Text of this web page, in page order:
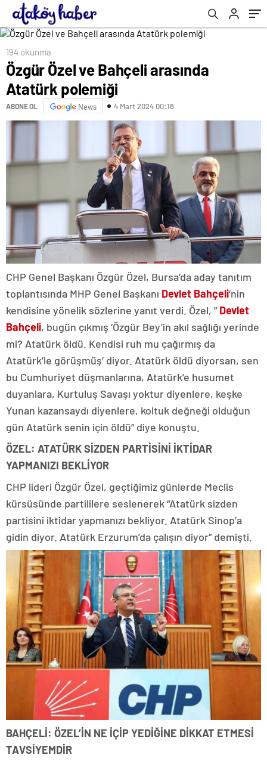
194 okunma
Özgür Özel ve Bahçeli arasında
Atatürk polemiği
ABONE OL News 4 Mart 2024 00:18
CHP Genel Başkanı Özgür Özel, Bursa’da aday tanıtım
toplantısında MHP Genel Başkanı Devlet Bahçeli‘nin
kendisine yönelik sözlerine yanıt verdi. Özel, ”Devlet
Bahçeli, bugün çıkmış ‘Özgür Bey’in akıl sağlığı yerinde
mi? Atatürk öldü. Kendisi ruh mu çağırmış da
Atatürk’le görüşmüş’ diyor. Atatürk öldü diyorsan, sen
bu Cumhuriyet düşmanlarına, Atatürk’e husumet
duyanlara, Kurtuluş Savaşı yoktur diyenlere, keşke
Yunan kazansaydı diyenlere, koltuk değneği olduğun
gün Atatürk senin için öldü” diye konuştu.
ÖZEL: ATATÜRK SİZDEN PARTİSİNİ İKTİDAR
YAPMANIZI BEKLİYOR
CHP lideri Özgür Özel, geçtiğimiz günlerde Meclis
kürsüsünde partililere seslenerek “Atatürk sizden
partisini iktidar yapmanızı bekliyor. Atatürk Sinop’a
gidin diyor. Atatürk Erzurum’da çalışın diyor” demişti.
BAHÇELİ: ÖZEL’İN NE İÇİP YEDİĞİNE DİKKAT ETMESİ
TAVSİYEMDİR
vaatler